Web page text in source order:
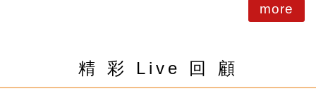
more
精 彩 Live 回 顧